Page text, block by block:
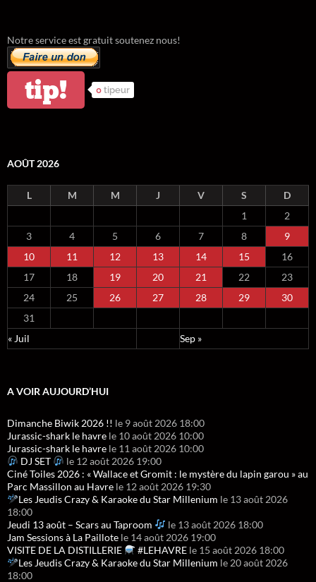
Notre service est gratuit soutenez nous!
tip! 0 tipeur
AOÛT 2026
L M M J V S
D
1
2
3
4 5 6 7 8
9
10
11 12 13 14 15
16
17
18 19 20 21 22
23
24
25 26 27 28 29
30
31
« Juil
Sep »
A VOIR AUJOURD’HUI
Dimanche Biwik 2026 !! le 9 août 2026 18:00
Jurassic-shark le havre le 10 août 2026 10:00
Jurassic-shark le havre le 11 août 2026 10:00
DJ SET
le 12 août 2026 19:00
Ciné Toiles 2026 : « Wallace et Gromit : le mystère du lapin garou » au
Parc Massillon au Havre le 12 août 2026 19:30
Les Jeudis Crazy & Karaoke du Star Millenium le 13 août 2026
18:00
Jeudi 13 août – Scars au Taproom
le 13 août 2026 18:00
Jam Sessions à La Paillote le 14 août 2026 19:00
VISITE DE LA DISTILLERIE
#LEHAVREle 15 août 2026 18:00
Les Jeudis Crazy & Karaoke du Star Millenium le 20 août 2026
18:00